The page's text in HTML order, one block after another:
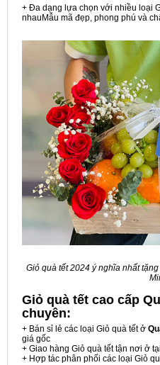
+ Đa dạng lựa chọn với nhiều loại
nhauMẫu mã đẹp, phong phú và
Giỏ quà tết 2024 ý nghĩa nhất
Giỏ quà tết cao cấp
chuyên:
+ Bán sỉ lẻ các loại Giỏ quà tết ở
giá gốc
+ Giao hàng Giỏ quà tết tận nơi ở tại
+ Hợp tác phân phối các loại Giỏ